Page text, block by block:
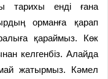
тарихы енді ғана
орманға қарап
қараймыз. Көк
келгенбіз. Алайда
жатырмыз. Кәмел